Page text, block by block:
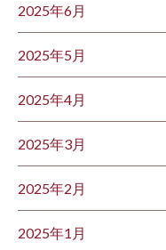
2025年6月
2025年5月
2025年4月
2025年3月
2025年2月
2025年1月